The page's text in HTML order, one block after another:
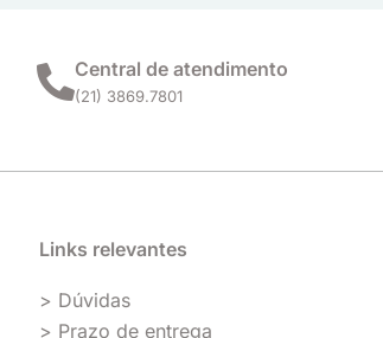
Central de atendimento
(21) 3869.7801
Links relevantes
> Dúvidas
> Prazo de entrega